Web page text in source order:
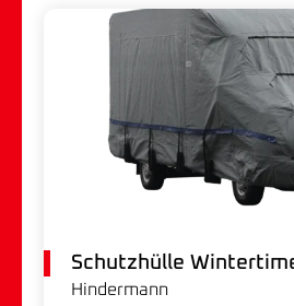
Schutzhülle
Hindermann